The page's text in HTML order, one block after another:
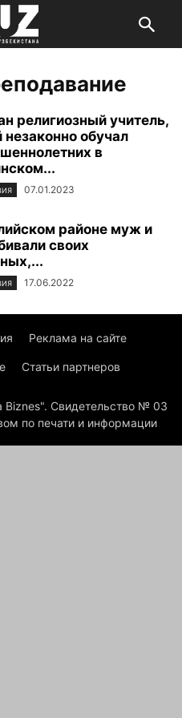
религиозный учитель,
незаконно обучал
в
07.01.2023
районе муж и
своих
17.06.2022
Реклама на сайте
Статьи партнеров
Свидетельство № 03
по печати и информации